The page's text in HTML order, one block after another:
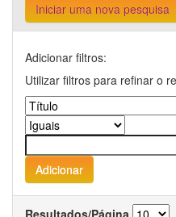
Iniciar uma nova pesquisa
Adicionar filtros:
Utilizar filtros para refinar o
Resultados/Página